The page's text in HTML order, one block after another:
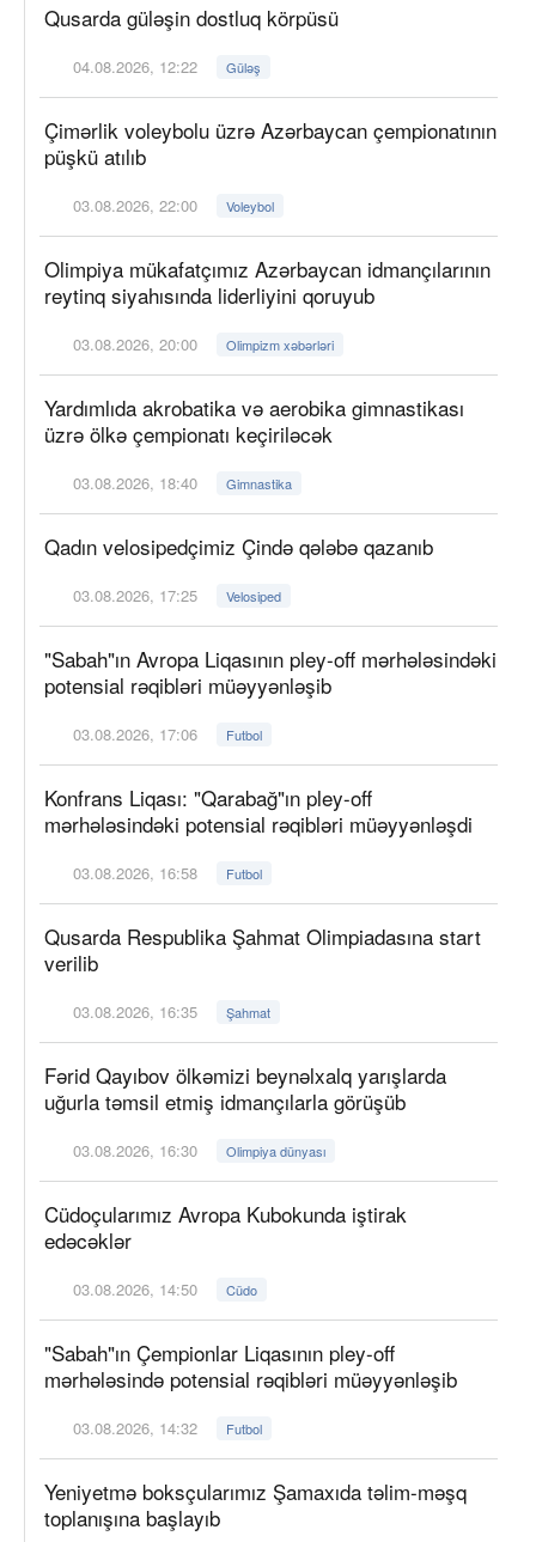
Qusarda güləşin dostluq körpüsü
04.08.2026, 12:22 Güləş
Çimərlik voleybolu üzrə Azərbaycan çempionatının
püşkü atılıb
03.08.2026, 22:00 Voleybol
Olimpiya mükafatçımız Azərbaycan idmançılarının
reytinq siyahısında liderliyini qoruyub
03.08.2026, 20:00 Olimpizm xəbərləri
Yardımlıda akrobatika və aerobika gimnastikası
üzrə ölkə çempionatı keçiriləcək
03.08.2026, 18:40 Gimnastika
Qadın velosipedçimiz Çində qələbə qazanıb
03.08.2026, 17:25 Velosiped
"Sabah"ın Avropa Liqasının pley-off mərhələsindəki
potensial rəqibləri müəyyənləşib
03.08.2026, 17:06 Futbol
Konfrans Liqası: "Qarabağ"ın pley-off
mərhələsindəki potensial rəqibləri müəyyənləşdi
03.08.2026, 16:58 Futbol
Qusarda Respublika Şahmat Olimpiadasına start
verilib
03.08.2026, 16:35 Şahmat
Fərid Qayıbov ölkəmizi beynəlxalq yarışlarda
uğurla təmsil etmiş idmançılarla görüşüb
03.08.2026, 16:30 Olimpiya dünyası
Cüdoçularımız Avropa Kubokunda iştirak
edəcəklər
03.08.2026, 14:50 Cüdo
"Sabah"ın Çempionlar Liqasının pley-off
mərhələsində potensial rəqibləri müəyyənləşib
03.08.2026, 14:32 Futbol
Yeniyetmə boksçularımız Şamaxıda təlim-məşq
toplanışına başlayıb